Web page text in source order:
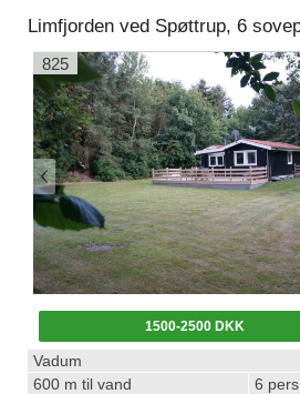
825
1500-2500 DKK
Vadum
600 m til vand
6 pers.